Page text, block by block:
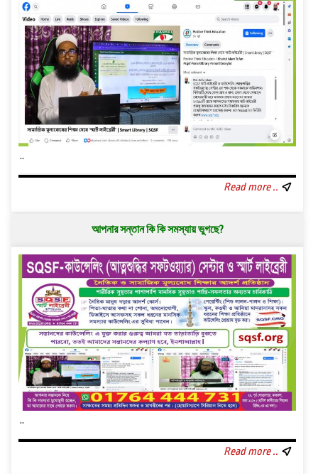
..
Read more ..
আপনার সন্তান কি কি সমস্যায় ভুগছে?
..
Read more ..